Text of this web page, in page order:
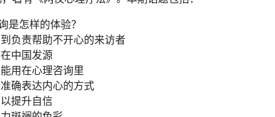
是怎样的体验？
负责帮助不开心的来访者
中国发源
用在心理咨询里
确表达内心的方式
提升自信